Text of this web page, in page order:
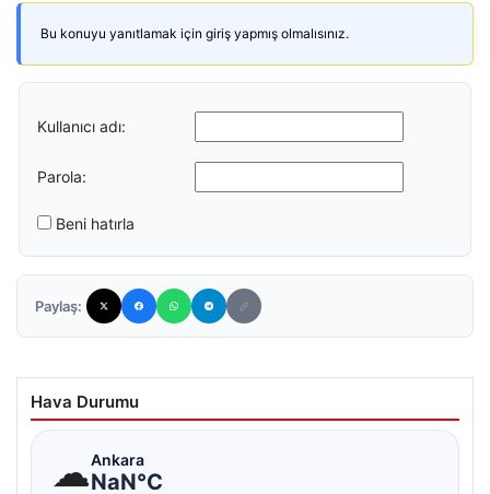
Bu konuyu yanıtlamak için giriş yapmış olmalısınız.
Kullanıcı adı:
Parola:
Beni hatırla
Paylaş:
Hava Durumu
☁Ankara
NaN°C